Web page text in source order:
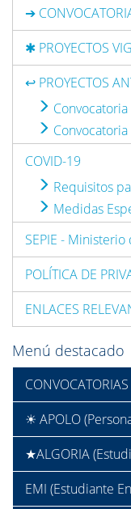
➔
✱ PROYECTOS
↩ PROYECTOS
COVID-19
Requisitos
Medidas
SEPIE -
POLÍTICA DE
ENLACES
Menú destacado
CONVOCATORIAS
☀ APOLO
★ALGORIA
EMI (Estudiante